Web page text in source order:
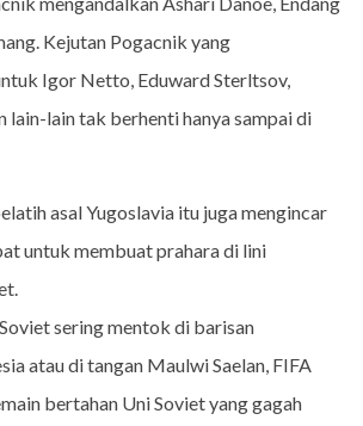
Kejutan Pogacnik yang
Igor Netto, Eduward Sterltsov,
lain-lain tak berhenti hanya sampai di
asal Yugoslavia itu juga mengincar
untuk membuat prahara di lini
sering mentok di barisan
atau di tangan Maulwi Saelan, FIFA
bertahan Uni Soviet yang gagah